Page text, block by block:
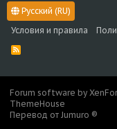
Русский (RU)
Условия и правила
R
Forum software by
ThemeHouse
Перевод от Jumuro ®